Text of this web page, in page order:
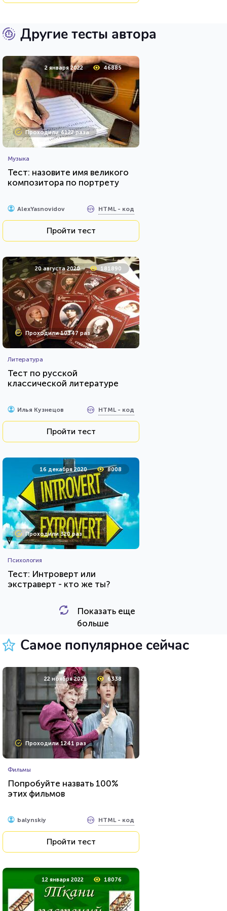
Другие тесты автора
2 января 2022 46885
Проходили 4122 раза
Музыка
Тест: назовите имя великого
композитора по портрету
AlexYasnovidov HTML - код
Пройти тест
20 августа 2020 181890
Проходили 10347 раз
Литература
Тест по русской
классической литературе
Илья Кузнецов HTML - код
Пройти тест
16 декабря 2020 8008
Проходили 320 раз
Психология
Тест: Интроверт или
экстраверт - кто же ты?
HTML - код
23 марта 2021 219802
Проходили 74649 раз
Тест на умственную
отсталость
Пройти тест
23 ноября 2021 347012
Показать еще
больше
Самое популярное сейчас
22 ноября 2021 6338
Проходили 1241 раз
Фильмы
Попробуйте назвать 100%
этих фильмов
balynskiy HTML - код
Пройти тест
12 января 2022 18076